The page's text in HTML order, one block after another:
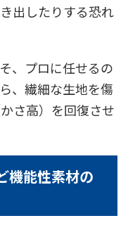
出したりする恐れ
、プロに任せるの
、繊細な生地を傷
さ高）を回復させ
機能性素材の